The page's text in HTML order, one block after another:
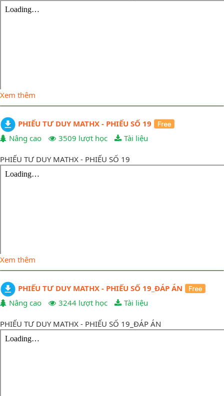
Xem thêm
PHIẾU TƯ DUY MATHX - PHIẾU SỐ 19
Nâng cao
3509 lượt học Tài liệu
PHIẾU TƯ DUY MATHX - PHIẾU SỐ 19
Xem thêm
PHIẾU TƯ DUY MATHX - PHIẾU SỐ 19_ĐÁP ÁN
Nâng cao
3244 lượt học Tài liệu
PHIẾU TƯ DUY MATHX - PHIẾU SỐ 19_ĐÁP ÁN